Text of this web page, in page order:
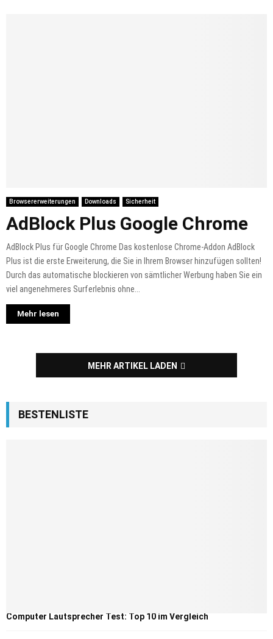
Browsererweiterungen Downloads Sicherheit
AdBlock Plus Google Chrome
AdBlock Plus für Google Chrome Das kostenlose Chrome-Addon AdBlock
Plus ist die erste Erweiterung, die Sie in Ihrem Browser hinzufügen sollten!
Durch das automatische blockieren von sämtlicher Werbung haben Sie ein
viel angenehmeres Surferlebnis ohne...
Mehr lesen
MEHR ARTIKEL LADEN
BESTENLISTE
Computer Lautsprecher Test: Top 10 im Vergleich